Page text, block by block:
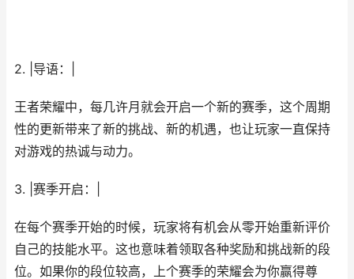
2. |导语：|
王者荣耀中，每几许月就会开启一个新的赛季，这个周期
性的更新带来了新的挑战、新的机遇，也让玩家一直保持
对游戏的热诚与动力。
3. |赛季开启：|
在每个赛季开始的时候，玩家将有机会从零开始重新评价
自己的技能水平。这也意味着领取各种奖励和挑战新的段
位。如果你的段位较高，上个赛季的荣耀会为你赢得尊